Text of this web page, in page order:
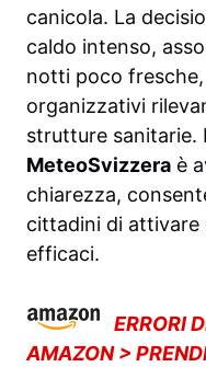
canicola. La
caldo intenso,
notti poco
organizzativi
strutture sanitarie.
MeteoSvizzera è
chiarezza,
cittadini di attivare
efficaci.
ERRORI
AMAZON >